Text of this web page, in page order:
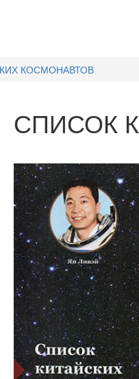
КОСМОНАВТОВ
СПИСОК